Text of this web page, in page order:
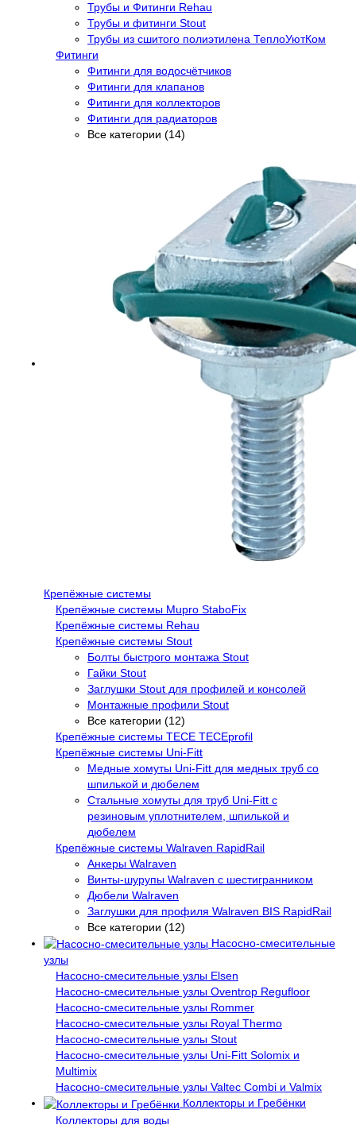
Трубы и Фитинги Rehau
Трубы и фитинги Stout
Трубы из сшитого полиэтилена ТеплоУютКом
Фитинги
Фитинги для водосчётчиков
Фитинги для клапанов
Фитинги для коллекторов
Фитинги для радиаторов
Все категории (14)
Крепёжные системы
Крепёжные системы Mupro StaboFix
Крепёжные системы Rehau
Крепёжные системы Stout
Болты быстрого монтажа Stout
Гайки Stout
Заглушки Stout для профилей и консолей
Монтажные профили Stout
Все категории (12)
Крепёжные системы TECE TECEprofil
Крепёжные системы Uni-Fitt
Медные хомуты Uni-Fitt для медных труб со
шпилькой и дюбелем
Стальные хомуты для труб Uni-Fitt с
резиновым уплотнителем, шпилькой и
дюбелем
Крепёжные системы Walraven RapidRail
Анкеры Walraven
Винты-шурупы Walraven с шестигранником
Дюбели Walraven
Заглушки для профиля Walraven BIS RapidRail
Все категории (12)
Насосно-смесительные
узлы
Насосно-смесительные узлы Elsen
Насосно-смесительные узлы Oventrop Regufloor
Насосно-смесительные узлы Rommer
Насосно-смесительные узлы Royal Thermo
Насосно-смесительные узлы Stout
Насосно-смесительные узлы Uni-Fitt Solomix и
Multimix
Насосно-смесительные узлы Valtec Combi и Valmix
Коллекторы и Гребёнки
Коллекторы для воды